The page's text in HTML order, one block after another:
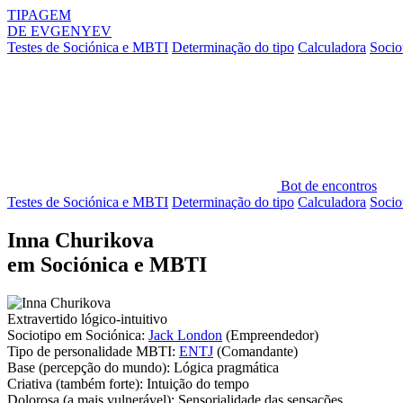
TIPAGEM
DE EVGENYEV
Testes de Sociónica e MBTI Determinação do tipo Calculadora
Bot de encontros
Testes de Sociónica e MBTI Determinação do tipo Calculadora
Inna Churikova
em Sociónica e MBTI
Extravertido lógico-intuitivo
Sociotipo em Sociónica: Jack London (Empreendedor)
Tipo de personalidade MBTI: ENTJ (Comandante)
Base (percepção do mundo): Lógica pragmática
Criativa (também forte): Intuição do tempo
Dolorosa (a mais vulnerável): Sensorialidade das sensações